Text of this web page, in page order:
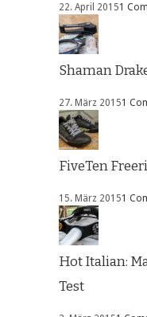
22. April 20151
Shaman
27. März 20151
FiveTen
15. März 20151
Hot Italian:
Test